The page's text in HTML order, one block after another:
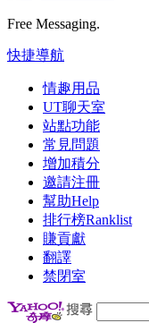
Free Messaging.
快捷導航
情趣用品
UT聊天室
站點功能
常見問題
增加積分
邀請注冊
幫助Help
排行榜Ranklist
賺貢獻
翻譯
禁閉室